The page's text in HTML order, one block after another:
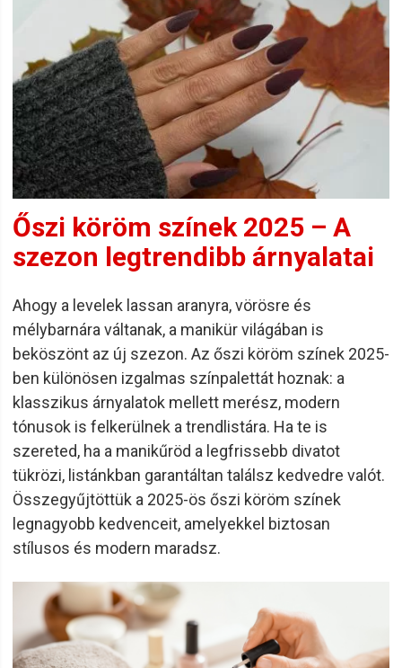
Őszi köröm színek 2025 – A
szezon legtrendibb árnyalatai
Ahogy a levelek lassan aranyra, vörösre és
mélybarnára váltanak, a manikür világában is
beköszönt az új szezon. Az őszi köröm színek 2025-
ben különösen izgalmas színpalettát hoznak: a
klasszikus árnyalatok mellett merész, modern
tónusok is felkerülnek a trendlistára. Ha te is
szereted, ha a manikűröd a legfrissebb divatot
tükrözi, listánkban garantáltan találsz kedvedre valót.
Összegyűjtöttük a 2025-ös őszi köröm színek
legnagyobb kedvenceit, amelyekkel biztosan
stílusos és modern maradsz.